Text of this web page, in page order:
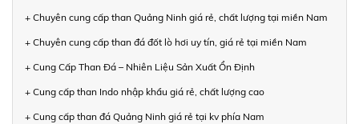
+ Chuyên cung cấp than Quảng Ninh giá rẻ, chất lượng tại miền Nam
+ Chuyên cung cấp than đá đốt lò hơi uy tín, giá rẻ tại miền Nam
+ Cung Cấp Than Đá – Nhiên Liệu Sản Xuất Ổn Định
+ Cung cấp than Indo nhập khẩu giá rẻ, chất lượng cao
+ Cung cấp than đá Quảng Ninh giá rẻ tại kv phía Nam